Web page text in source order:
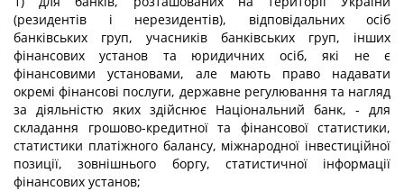
(резидентів і нерезидентів), відповідальних осіб
банківських груп, учасників банківських груп, інших
фінансових установ та юридичних осіб, які не є
фінансовими установами, але мають право надавати
окремі фінансові послуги, державне регулювання та нагляд
за діяльністю яких здійснює Національний банк, - для
складання грошово-кредитної та фінансової статистики,
статистики платіжного балансу, міжнародної інвестиційної
позиції, зовнішнього боргу, статистичної інформації
фінансових установ;